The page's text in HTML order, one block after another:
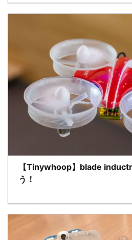
【Tinywhoop】blade
う！